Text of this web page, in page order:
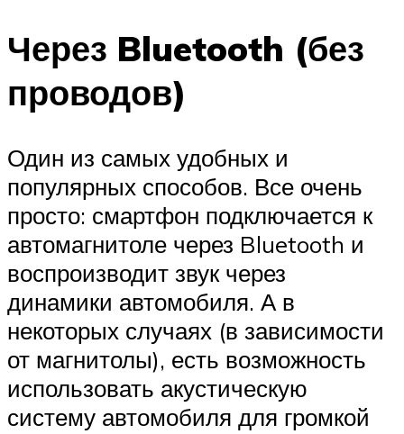
Через Bluetooth (без
проводов)
Один из самых удобных и
популярных способов. Все очень
просто: смартфон подключается к
автомагнитоле через Bluetooth и
воспроизводит звук через
динамики автомобиля. А в
некоторых случаях (в зависимости
от магнитолы), есть возможность
использовать акустическую
систему автомобиля для громкой